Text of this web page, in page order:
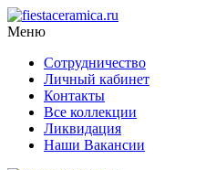
Меню
Сотрудничество
Личный кабинет
Контакты
Все коллекции
Ликвидация
Наши Вакансии